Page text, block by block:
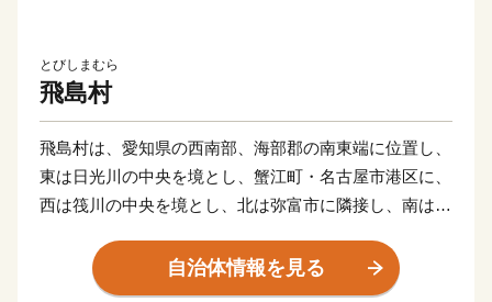
とびしまむら
飛島村
飛島村は、愛知県の西南部、海部郡の南東端に位置し、
東は日光川の中央を境とし、蟹江町・名古屋市港区に、
西は筏川の中央を境とし、北は弥富市に隣接し、南は伊
全体の面積は約22.43ｋ㎡と小さな村ですが、北部は農
村地帯、南部は臨海工業地帯となっており、昔ながらの
自治体情報を見る